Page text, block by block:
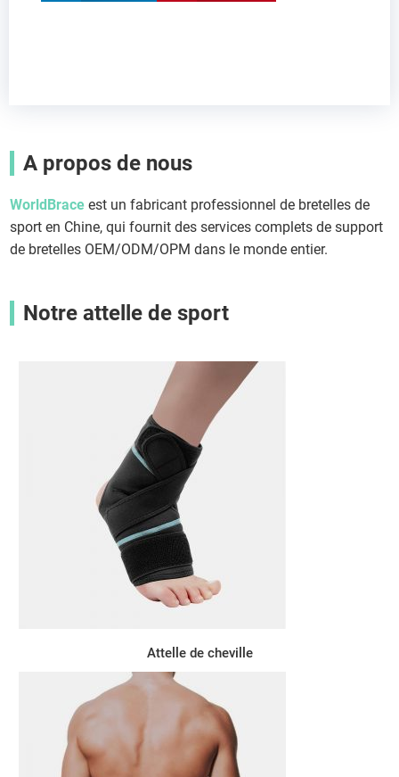
A propos de nous
WorldBrace est un fabricant professionnel de bretelles de
sport en Chine, qui fournit des services complets de support
de bretelles OEM/ODM/OPM dans le monde entier.
Notre attelle de sport
Attelle de cheville